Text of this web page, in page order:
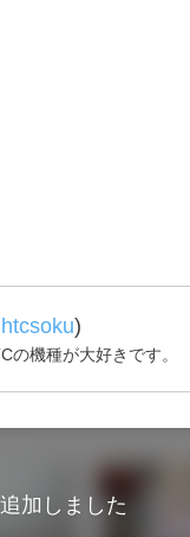
htcsoku)
の機種が大好きです。
加しました